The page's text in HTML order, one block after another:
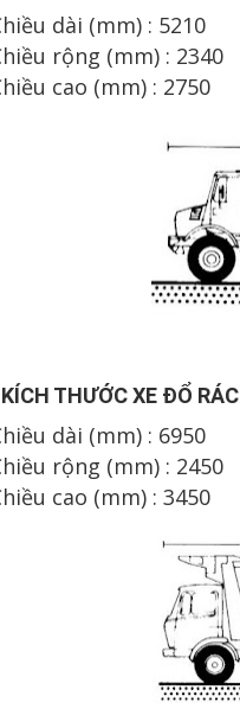
dài (mm) : 5210
rộng (mm) : 2340
cao (mm) : 2750
ÍCH THƯỚC XE ĐỔ RÁC
dài (mm) : 6950
rộng (mm) : 2450
cao (mm) : 3450